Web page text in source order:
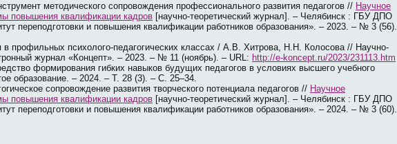
методического сопровождения профессионального развития педагогов // Научное
повышения квалификации кадров [научно-теоретический журнал]. – Челябинск : ГБУ ДПО
переподготовки и повышения квалификации работников образования». – 2023. – № 3 (56).
в профильных психолого-педагогических классах / А.В. Хитрова, Н.Н. Колосова // Научно-
журнал «Концепт». – 2023. – № 11 (ноябрь). – URL: http://e-koncept.ru/2023/231113.htm
формирования гибких навыков будущих педагогов в условиях высшего учебного
образование. – 2024. – Т. 28 (3). – С. 25–34.
сопровождение развития творческого потенциала педагогов // Научное
повышения квалификации кадров [научно-теоретический журнал]. – Челябинск : ГБУ ДПО
переподготовки и повышения квалификации работников образования». – 2024. – № 3 (60).